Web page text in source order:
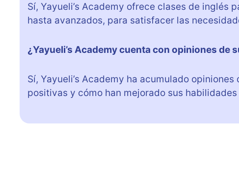
Sí, Yayueli’s Academy ofrece clases de inglés
hasta avanzados, para satisfacer las
¿Yayueli’s Academy cuenta con opiniones de
Sí, Yayueli’s Academy ha acumulado
positivas y cómo han mejorado sus